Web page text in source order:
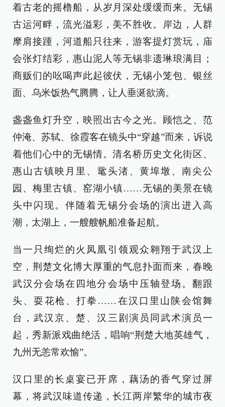
着古老的摇橹船，从岁月深处缓缓而来。无锡
古运河畔，流光溢彩，美不胜收。岸边，人群
摩肩接踵，河道船只往来，游客提灯赏玩，庙
会张灯结彩，惠山泥人等无锡非遗琳琅满目；
商贩们的吆喝声此起彼伏，无锡小笼包、银丝
面、乌米饭热气腾腾，让人垂涎欲滴。
盏盏鱼灯升空，映照出古今之光。顾恺之、范
仲淹、苏轼、徐霞客在镜头中“穿越”而来，诉说
着他们心中的无锡情。清名桥历史文化街区、
惠山古镇映月里、鼋头渚、黄埠墩、南尖公
园、梅里古镇、窑湖小镇……无锡的美景在镜
头中闪现。伴随着无锡分会场的演出进入高
潮，太湖上，一艘艘帆船准备起航。
当一只绚烂的火凤凰引领观众翱翔于武汉上
空，荆楚文化博大厚重的气息扑面而来，春晚
武汉分会场在四地分会场中压轴登场。翻跟
头、耍花枪、打拳……在汉口里山陕会馆舞
台，武汉京、楚、汉三剧演员同武术演员一
起，秀新派戏曲绝活，唱响“荆楚大地英雄气，
九州无恙常欢愉”。
汉口里的长桌宴已开席，藕汤的香气穿过屏
幕，将武汉味道传递，长江两岸繁华的城市夜